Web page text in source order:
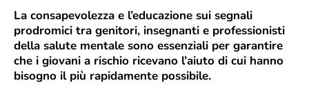
La consapevolezza e l’educazione sui segnali
prodromici tra genitori, insegnanti e professionisti
della salute mentale sono essenziali per garantire
che i giovani a rischio ricevano l’aiuto di cui hanno
bisogno il più rapidamente possibile.